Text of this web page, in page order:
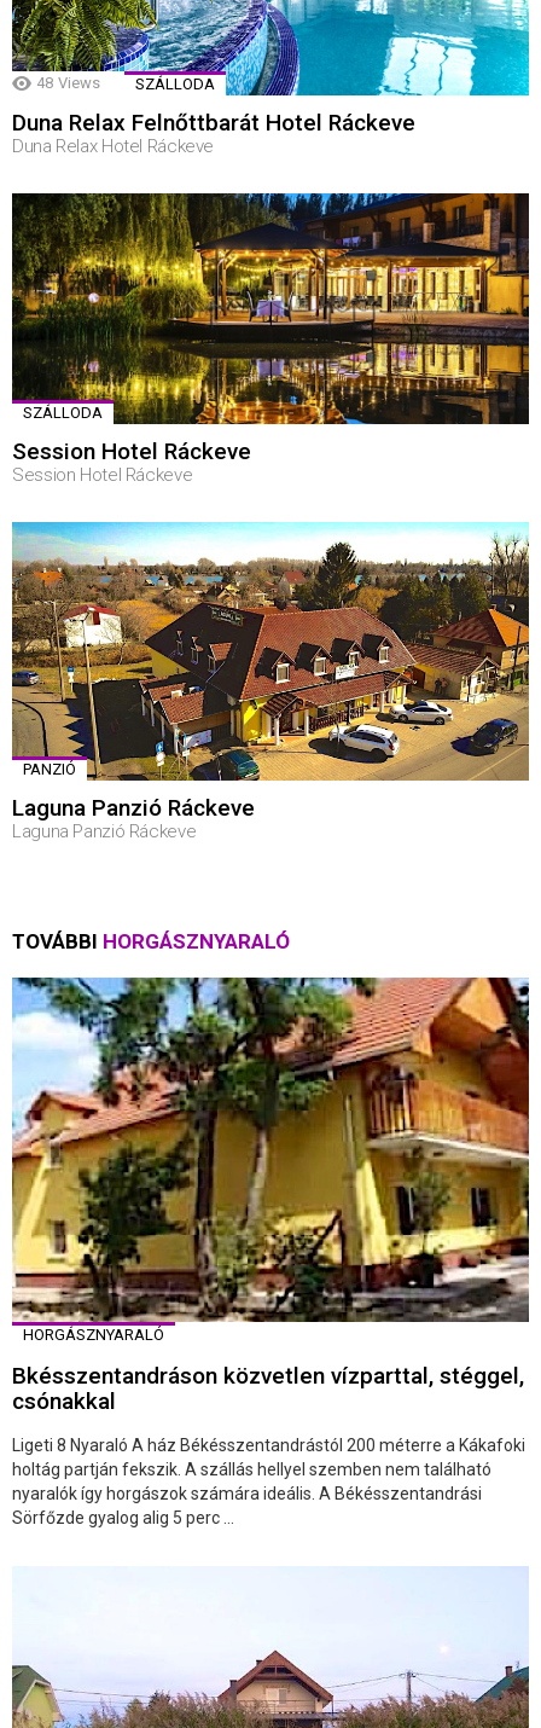
48 Views SZÁLLODA
Duna Relax Felnőttbarát Hotel Ráckeve
Duna Relax Hotel Ráckeve
SZÁLLODA
Session Hotel Ráckeve
Session Hotel Ráckeve
PANZIÓ
Laguna Panzió Ráckeve
Laguna Panzió Ráckeve
TOVÁBBI HORGÁSZNYARALÓ
HORGÁSZNYARALÓ
Bkésszentandráson közvetlen vízparttal, stéggel,
csónakkal
Ligeti 8 Nyaraló A ház Békésszentandrástól 200 méterre a Kákafoki
holtág partján fekszik. A szállás hellyel szemben nem található
nyaralók így horgászok számára ideális. A Békésszentandrási
Sörfőzde gyalog alig 5 perc ...